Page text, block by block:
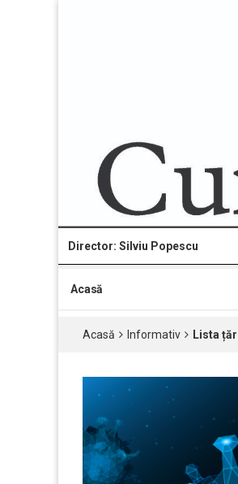
Director: Silviu Popescu
Acasă
Acasă Informativ Lista